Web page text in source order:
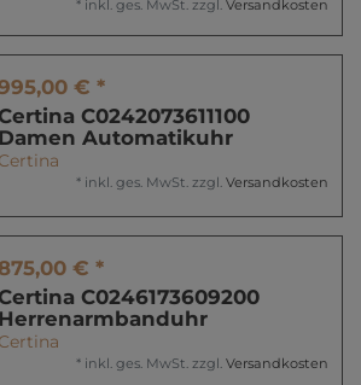
* inkl. ges. MwSt. zzgl. Versandkosten
€ *
C0242073611100
Damen Automatikuhr
Certina
* inkl. ges. MwSt. zzgl. Versandkosten
€ *
C0246173609200
Herrenarmbanduhr
Certina
* inkl. ges. MwSt. zzgl. Versandkosten